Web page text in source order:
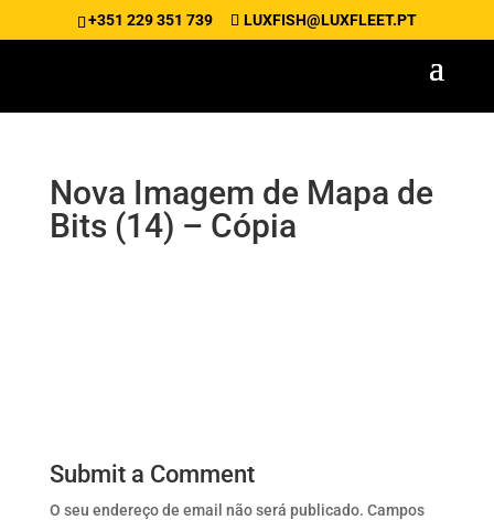
+351 229 351 739 LUXFISH@LUXFLEET.PT
Nova Imagem de Mapa de
Bits (14) – Cópia
Submit a Comment
O seu endereço de email não será publicado. Campos